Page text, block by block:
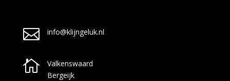
 info@klijngeluk.nl

Valkenswaard
Bergeijk